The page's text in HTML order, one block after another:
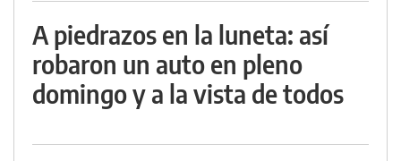
A piedrazos en la luneta: así
robaron un auto en pleno
domingo y a la vista de todos